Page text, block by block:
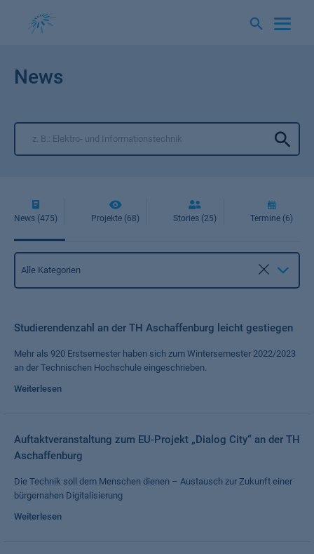
News
News (475) Projekte (68) Stories (25) Termine (6)
Kategorie
Alle Kategorien
Studierendenzahl an der TH Aschaffenburg leicht gestiegen
Mehr als 920 Erstsemester haben sich zum Wintersemester 2022/2023
an der Technischen Hochschule eingeschrieben.
Weiterlesen
Auftaktveranstaltung zum EU-Projekt „Dialog City“ an der TH
Aschaffenburg
Die Technik soll dem Menschen dienen – Austausch zur Zukunft einer
bürgernahen Digitalisierung
Weiterlesen